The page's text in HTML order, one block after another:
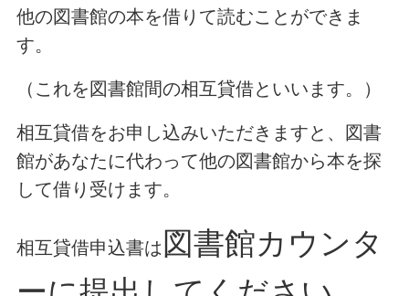
他の図書館の本を借りて読むことができま
す。
（これを図書館間の相互貸借といいます。）
相互貸借をお申し込みいただきますと、図書
館があなたに代わって他の図書館から本を探
して借り受けます。
相互貸借申込書は 図書館カウンタ